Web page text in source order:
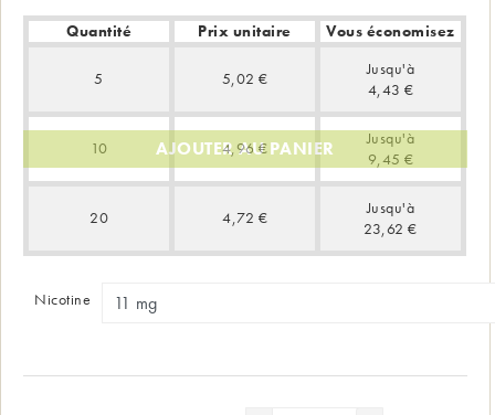
Quantité Prix unitaire Vous économisez
5 5,02 €
Jusqu'à
4,43 €
10 4,96 €
Jusqu'à
9,45 €
20 4,72 €
Jusqu'à
23,62 €
Nicotine
AJOUTER AU PANIER